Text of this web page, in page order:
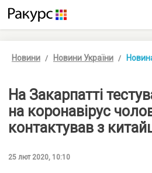
Новини Новини України
На Закарпатті
на коронавірус
контактував з
25 лют 2020, 10:10